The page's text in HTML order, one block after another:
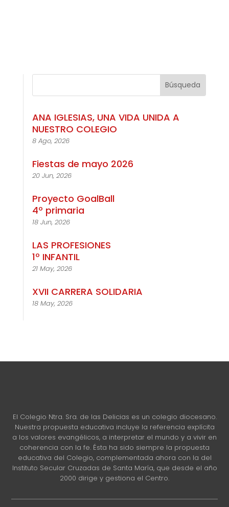
ANA IGLESIAS, UNA VIDA UNIDA A
NUESTRO COLEGIO
8 Ago, 2026
Fiestas de mayo 2026
20 Jun, 2026
Proyecto GoalBall
4º primaria
18 Jun, 2026
LAS PROFESIONES
1º INFANTIL
21 May, 2026
XVII CARRERA SOLIDARIA
18 May, 2026
El Colegio Ntra. Sra. de las Delicias es un colegio diocesano.
Nuestra propuesta educativa incluye la referencia explícita
a los valores evangélicos, a interpretar el mundo y a vivir en
coherencia con la fe. Ésta ha sido siempre la propuesta
educativa del Colegio, complementada ahora con la del
Instituto Secular Cruzadas de Santa María, que desde el año
2000 dirige y gestiona el Centro.